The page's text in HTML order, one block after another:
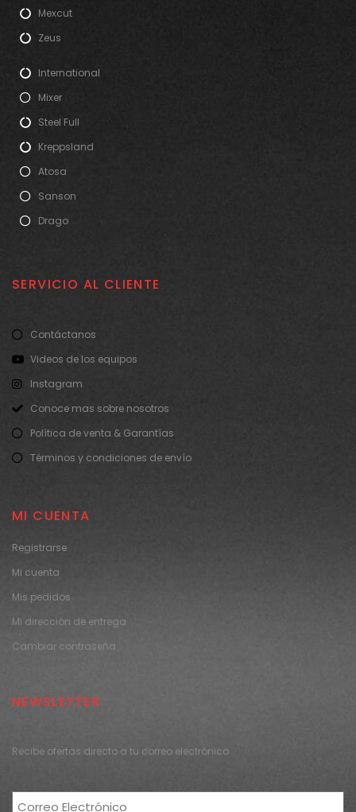
Mexcut
Zeus
International
Mixer
Steel Full
Kreppsland
Atosa
Sanson
Drago
SERVICIO AL CLIENTE
Contáctanos
Videos de los equipos
Instagram
Conoce mas sobre nosotros
Política de venta & Garantías
Términos y condiciones de envío
MI CUENTA
Registrarse
Mi cuenta
Mis pedidos
Mi dirección de entrega
Cambiar contraseña
NEWSLETTER
Recibe ofertas directo a tu correo electrónico